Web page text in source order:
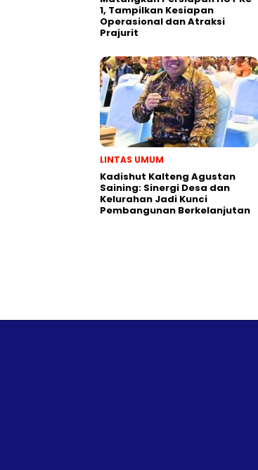
1, Tampilkan Kesiapan
Operasional dan Atraksi
Prajurit
LINTAS UMUM
Kadishut Kalteng Agustan
Saining: Sinergi Desa dan
Kelurahan Jadi Kunci
Pembangunan Berkelanjutan